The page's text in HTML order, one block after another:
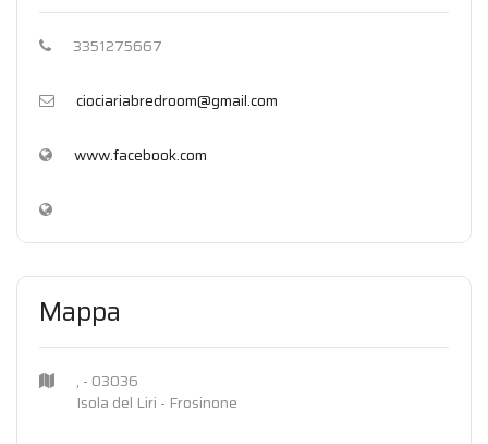
3351275667
ciociariabredroom@gmail.com
www.facebook.com
Mappa
, - 03036
Isola del Liri - Frosinone